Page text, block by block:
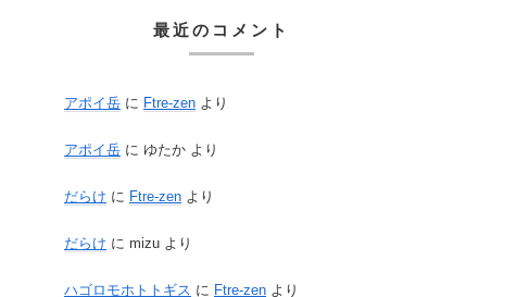
最近のコメント
アポイ岳 に Ftre-zen より
アポイ岳 に ゆたか より
だらけ に Ftre-zen より
だらけ に mizu より
ハゴロモホトトギス に Ftre-zen より